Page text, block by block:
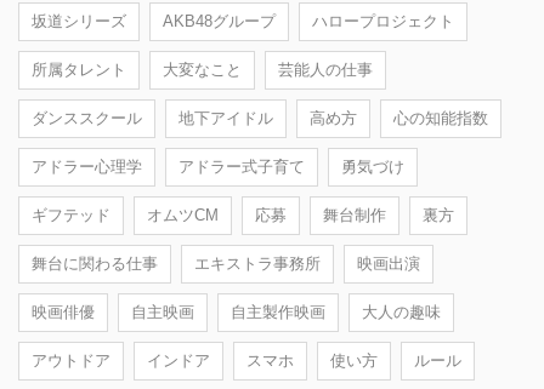
坂道シリーズ AKB48グループ ハロープロジェクト
所属タレント 大変なこと 芸能人の仕事
ダンススクール 地下アイドル 高め方 心の知能指数
アドラー心理学 アドラー式子育て 勇気づけ
ギフテッド オムツCM 応募 舞台制作 裏方
舞台に関わる仕事 エキストラ事務所 映画出演
映画俳優 自主映画 自主製作映画 大人の趣味
アウトドア インドア スマホ 使い方 ルール